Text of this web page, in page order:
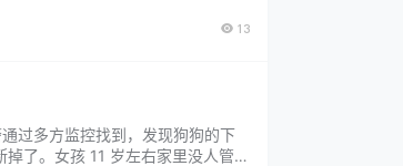
13
过多方监控找到，发现狗狗的下
了。女孩 11 岁左右家里没人管，